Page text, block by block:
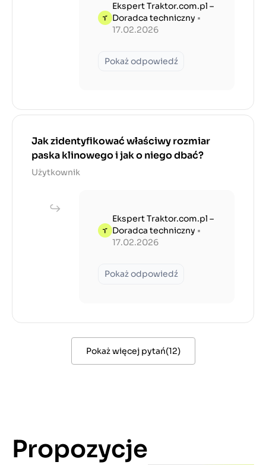
Ekspert Traktor.com.pl –
Doradca techniczny •
17.02.2026
Pokaż odpowiedź
Jak zidentyfikować właściwy rozmiar
paska klinowego i jak o niego dbać?
Użytkownik
Ekspert Traktor.com.pl –
Doradca techniczny •
17.02.2026
Pokaż odpowiedź
Pokaż więcej pytań(12)
Propozycje